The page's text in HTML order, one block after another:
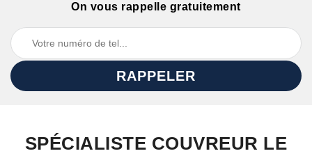
On vous rappelle gratuitement
SPÉCIALISTE COUVREUR LE